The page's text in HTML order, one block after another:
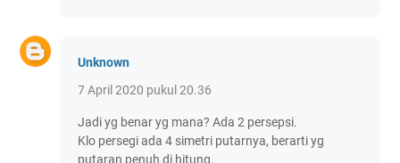
Unknown
7 April 2020 pukul 20.36
Jadi yg benar yg mana? Ada 2 persepsi.
Klo persegi ada 4 simetri putarnya, berarti yg
putaran penuh di hitung.